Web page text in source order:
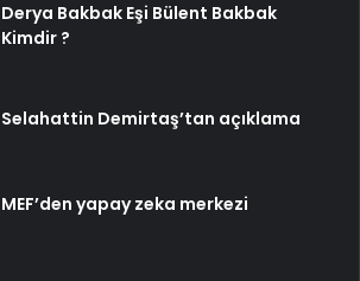
Derya Bakbak Eşi Bülent Bakbak
Kimdir ?
Selahattin Demirtaş’tan açıklama
MEF’den yapay zeka merkezi